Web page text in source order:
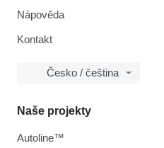
Nápověda
Kontakt
Česko / čeština
Naše projekty
Autoline™